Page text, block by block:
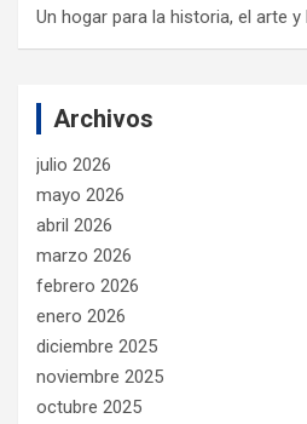
Un hogar para la historia, el arte
Archivos
julio 2026
mayo 2026
abril 2026
marzo 2026
febrero 2026
enero 2026
diciembre 2025
noviembre 2025
octubre 2025